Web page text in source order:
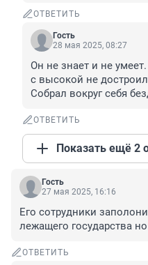
ОТВЕТИТЬ
Гость
28 мая 2025, 08:27
Он не знает и не
с высокой не
Собрал вокруг себя
ОТВЕТИТЬ
Показать ещё 2
Гость
27 мая 2025, 16:16
Его сотрудники
лежащего государства
ОТВЕТИТЬ